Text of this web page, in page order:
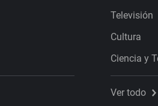
Televisión
Cultura
Ciencia y
Ver todo